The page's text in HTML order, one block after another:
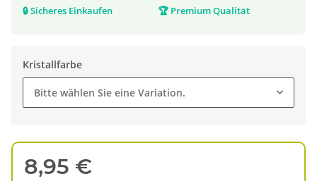
🔒Sicheres Einkaufen 🏆 Premium Qualität
Kristallfarbe
Bitte wählen Sie eine Variation.
8,95 €